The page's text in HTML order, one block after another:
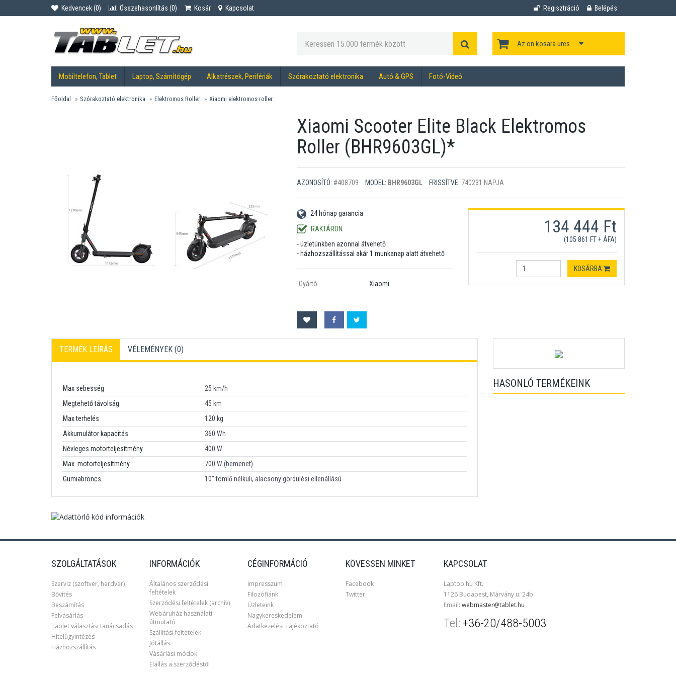
Kedvencek (0) Összehasonlítás (0) Kosár Kapcsolat Regisztráció Belépés
Az ön kosara üres.
Mobiltelefon, Tablet Laptop, Számítógép Alkatrészek, Perifériák Szórakoztató elektronika Autó & GPS Fotó-Videó
Főoldal Szórakoztató elektronika Elektromos Roller Xiaomi elektromos roller
Xiaomi Scooter Elite Black Elektromos
Roller (BHR9603GL)*
AZONOSÍTÓ: #408709 MODEL: BHR9603GL FRISSÍTVE: 740231 NAPJA
24 hónap garancia
RAKTÁRON
- üzletünkben azonnal átvehető
- házhozszállítással akár 1 munkanap alatt átvehető
Gyártó Xiaomi
134 444 Ft
(105 861 FT + ÁFA)
KOSÁRBA
TERMÉK LEÍRÁS VÉLEMÉNYEK (0)
Max sebesség
25 km/h
Megtehető távolság
45 km
Max terhelés
120 kg
Akkumulátor kapacitás
360 Wh
Névleges motorteljesítmény
400 W
Max. motorteljesítmény
700 W (bemenet)
Gumiabroncs
10" tömlő nélküli, alacsony gördülési ellenállású
HASONLÓ TERMÉKEINK
SZOLGÁLTATÁSOK
Szerviz (szoftver, hardver)
Bővítés
Beszámítás
Felvásárlás
Tablet választási tanácsadás
Hitelügyintézés
Házhozszállítás
INFORMÁCIÓK
Általános szerződési
feltételek
Szerződési feltételek (archív)
Webáruház használati
útmutató
Szállítási feltételek
Jótállás
Vásárlási módok
Elállás a szerződéstől
CÉGINFORMÁCIÓ
Impresszum
Filozófiánk
Üzleteink
Nagykereskedelem
Adatkezelési Tájékoztató
KÖVESSEN MINKET
Facebook
Twitter
KAPCSOLAT
Laptop.hu Kft.
1126 Budapest, Márvány u. 24b.
Email: webmaster@tablet.hu
Tel: +36-20/488-5003